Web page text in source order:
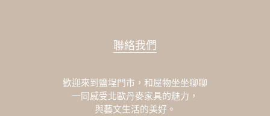
聯絡我們
歡迎來到鹽埕門市，和屋物坐坐聊聊
一同感受北歐丹麥家具的魅力，
與藝文生活的美好。